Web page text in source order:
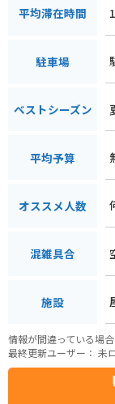
平均滞在時間
駐車場
ベストシーズン
平均予算
オススメ人数
混雑具合
施設
情報が間違っている場合
最終更新ユーザー： 未